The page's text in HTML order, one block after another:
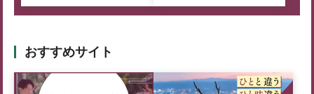
おすすめサイト